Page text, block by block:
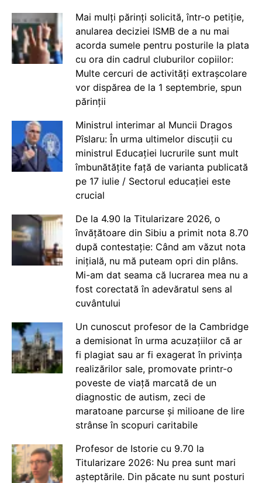
Mai mulți părinți solicită, într-o petiție,
anularea deciziei ISMB de a nu mai
acorda sumele pentru posturile la plata
cu ora din cadrul cluburilor copiilor:
Multe cercuri de activități extrașcolare
vor dispărea de la 1 septembrie, spun
părinții
Ministrul interimar al Muncii Dragos
Pîslaru: În urma ultimelor discuții cu
ministrul Educației lucrurile sunt mult
îmbunătățite față de varianta publicată
pe 17 iulie / Sectorul educației este
crucial
De la 4.90 la Titularizare 2026, o
învățătoare din Sibiu a primit nota 8.70
după contestație: Când am văzut nota
inițială, nu mă puteam opri din plâns.
Mi-am dat seama că lucrarea mea nu a
fost corectată în adevăratul sens al
cuvântului
Un cunoscut profesor de la Cambridge
a demisionat în urma acuzațiilor că ar
fi plagiat sau ar fi exagerat în privința
realizărilor sale, promovate printr-o
poveste de viață marcată de un
diagnostic de autism, zeci de
maratoane parcurse și milioane de lire
strânse în scopuri caritabile
Profesor de Istorie cu 9.70 la
Titularizare 2026: Nu prea sunt mari
așteptările. Din păcate nu sunt posturi